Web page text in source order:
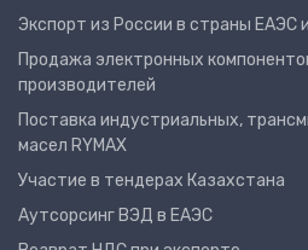
Экспорт из России в страны ЕАЭС
Продажа электронных
производителей
Поставка индустриальных,
масел RYMAX
Участие в тендерах Казахстана
Аутсорсинг ВЭД в ЕАЭС